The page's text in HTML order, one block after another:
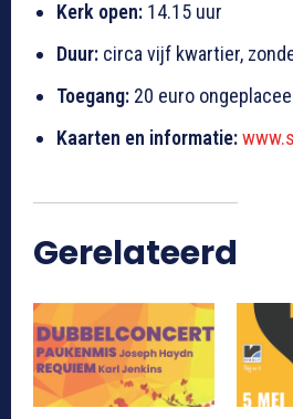
Kerk open: 14.15 uur
Duur: circa vijf kwartier,
Toegang: 20 euro
Kaarten en informatie:
Gerelateerd